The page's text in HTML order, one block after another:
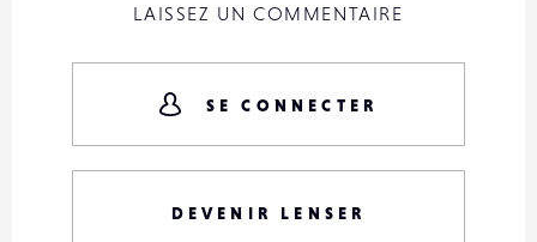
LAISSEZ UN COMMENTAIRE
SE CONNECTER
DEVENIR LENSER